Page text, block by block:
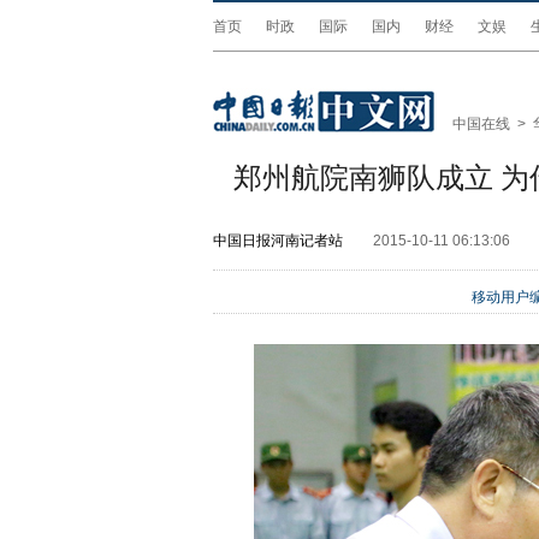
首页 时政 国际 国内 财经 文娱
中国在线 >
郑州航院南狮队成立
中国日报河南记者站 2015-10-11 06:13:06
移动用户